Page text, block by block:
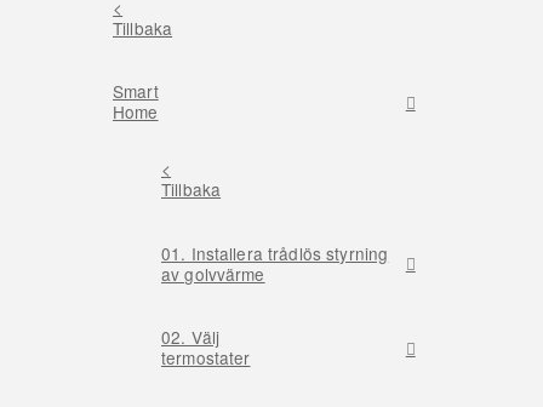
<
Tillbaka
Smart
Home
<
Tillbaka
01. Installera trådlös styrning
av golvvärme
02. Välj
termostater